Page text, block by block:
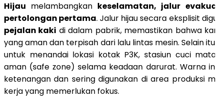
Hijau melambangkan keselamatan, jalur
pertolongan pertama. Jalur hijau secara eksplisit
pejalan kaki di dalam pabrik, memastikan bahwa
yang aman dan terpisah dari lalu lintas mesin. Selain
untuk menandai lokasi kotak P3K, stasiun cuci
aman (safe zone) selama keadaan darurat. Warna
ketenangan dan sering digunakan di area produksi
kerja yang memerlukan fokus.